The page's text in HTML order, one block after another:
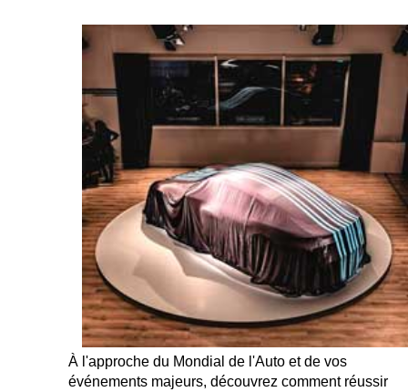
À l'approche du Mondial de l'Auto et de vos
événements majeurs, découvrez comment réussir